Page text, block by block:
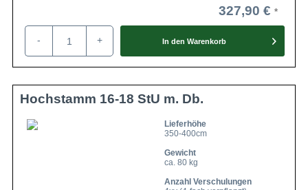
327,90 €
- + In den Warenkorb
Hochstamm 16-18 StU m. Db.
Lieferhöhe
350-400cm
Gewicht
ca. 80 kg
Anzahl Verschulungen